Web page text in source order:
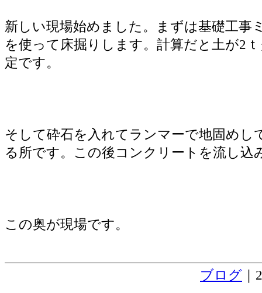
新しい現場始めました。まずは基礎工事
を使って床掘りします。計算だと土が2
定です。
そして砕石を入れてランマーで地固めし
る所です。この後コンクリートを流し込
この奥が現場です。
ブログ